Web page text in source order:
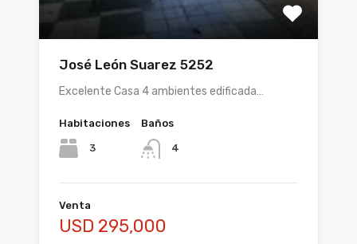
José León Suarez 5252
Excelente Casa 4 ambientes edificada…
Habitaciones
3
Baños
4
Venta
USD 295,000